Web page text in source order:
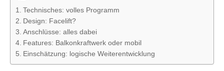
Technisches: volles Programm
Design: Facelift?
Anschlüsse: alles dabei
Features: Balkonkraftwerk oder mobil
Einschätzung: logische Weiterentwicklung